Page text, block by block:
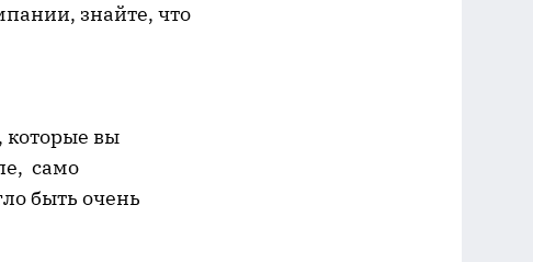
знайте, что
которые вы
само
быть очень